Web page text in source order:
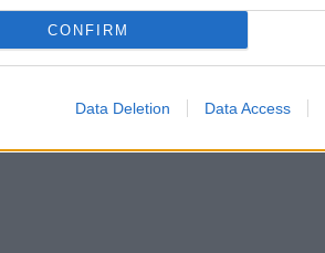
CONFIRM
Data Deletion Data Access